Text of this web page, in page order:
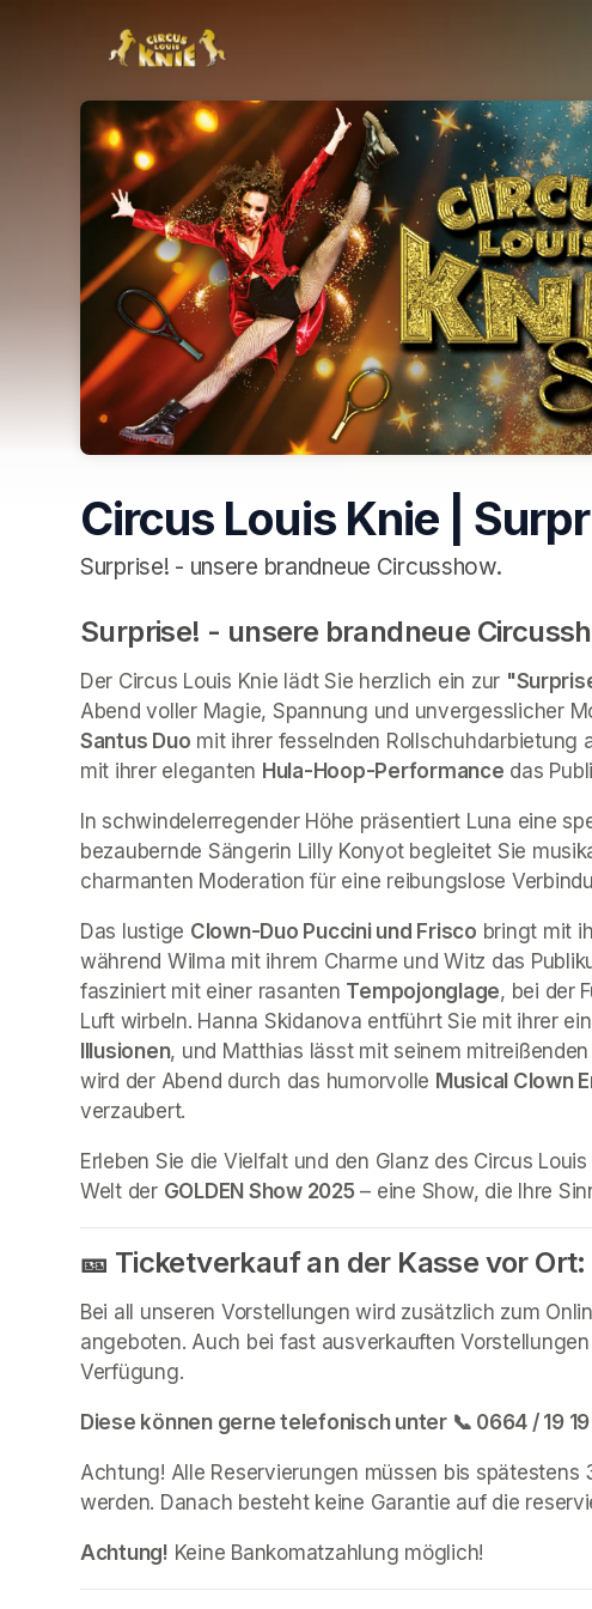
Circus Louis Knie |
Surprise! - unsere brandneue Circusshow.
Surprise! - unsere brandneue
Der Circus Louis Knie lädt Sie herzlich ein zur
Abend voller Magie, Spannung und unvergesslicher
Santus Duo mit ihrer fesselnden Rollschuhdarbietung
mit ihrer eleganten Hula-Hoop-Performance das
In schwindelerregender Höhe präsentiert Luna eine
bezaubernde Sängerin Lilly Konyot begleitet Sie
charmanten Moderation für eine reibungslose
Das lustige Clown-Duo Puccini und Frisco bringt mit
während Wilma mit ihrem Charme und Witz das
fasziniert mit einer rasanten Tempojonglage, bei der
Luft wirbeln. Hanna Skidanova entführt Sie mit ihrer
Illusionen, und Matthias lässt mit seinem mitreißenden
wird der Abend durch das humorvolle Musical Clown
verzaubert.
Erleben Sie die Vielfalt und den Glanz des Circus
Welt der GOLDEN Show 2025 – eine Show, die Ihre
🎫 Ticketverkauf an der Kasse vor Ort:
Bei all unseren Vorstellungen wird zusätzlich zum
angeboten. Auch bei fast ausverkauften
Verfügung.
Diese können gerne telefonisch unter 📞 0664 / 19
Achtung! Alle Reservierungen müssen bis
werden. Danach besteht keine Garantie auf die
Achtung! Keine Bankomatzahlung möglich!